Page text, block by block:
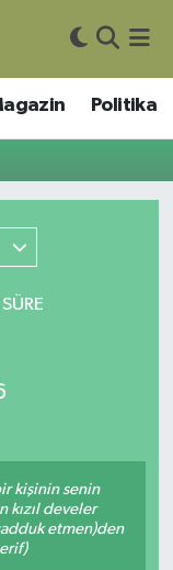
Politika
kişinin senin
kızıl develer
etmen)den